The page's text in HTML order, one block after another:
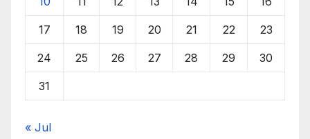
17 18 19 20 21 22 23
24 25 26 27 28 29 30
31
« Jul